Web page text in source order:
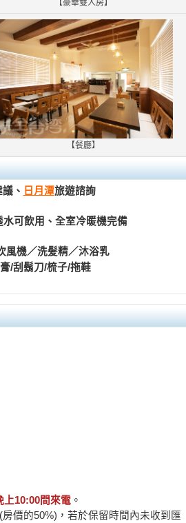
【豪華雙人房】
【餐廳】
、 日月潭旅遊諮詢
可飲用 、 全室冷暖機完備
風機／洗髪精／沐浴乳
鬍刀/梳子/拖鞋
上10:00間來電。
價的50%)，若於保留時間內未收到匯